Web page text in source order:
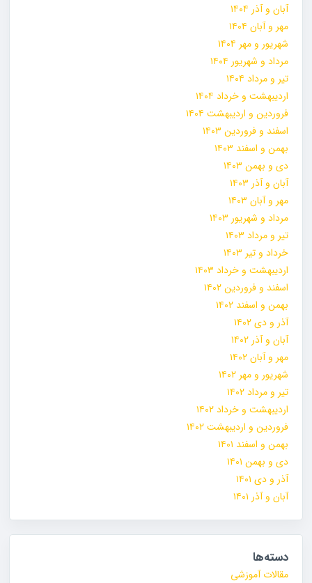
آبان و آذر ۱۴۰۴
مهر و آبان ۱۴۰۴
شهریور و مهر ۱۴۰۴
مرداد و شهریور ۱۴۰۴
تیر و مرداد ۱۴۰۴
اردیبهشت و خرداد ۱۴۰۴
فروردین و اردیبهشت ۱۴۰۴
اسفند و فروردین ۱۴۰۳
بهمن و اسفند ۱۴۰۳
دی و بهمن ۱۴۰۳
آبان و آذر ۱۴۰۳
مهر و آبان ۱۴۰۳
مرداد و شهریور ۱۴۰۳
تیر و مرداد ۱۴۰۳
خرداد و تیر ۱۴۰۳
اردیبهشت و خرداد ۱۴۰۳
اسفند و فروردین ۱۴۰۲
بهمن و اسفند ۱۴۰۲
آذر و دی ۱۴۰۲
آبان و آذر ۱۴۰۲
مهر و آبان ۱۴۰۲
شهریور و مهر ۱۴۰۲
تیر و مرداد ۱۴۰۲
اردیبهشت و خرداد ۱۴۰۲
فروردین و اردیبهشت ۱۴۰۲
بهمن و اسفند ۱۴۰۱
دی و بهمن ۱۴۰۱
آذر و دی ۱۴۰۱
آبان و آذر ۱۴۰۱
دسته‌ها
مقالات آموزشی